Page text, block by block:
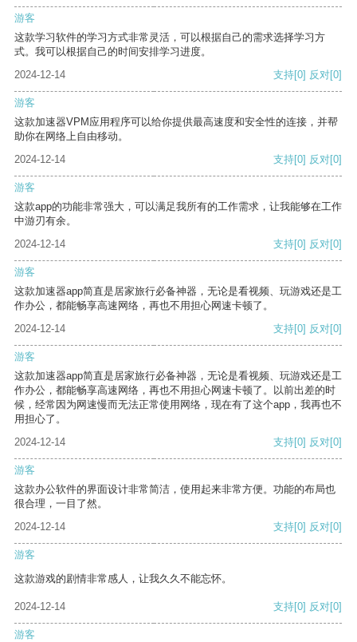
游客
这款学习软件的学习方式非常灵活，可以根据自己的需求选择学习方
式。我可以根据自己的时间安排学习进度。
2024-12-14
支持[0] 反对[0]
游客
这款加速器VPM应用程序可以给你提供最高速度和安全性的连接，并帮
助你在网络上自由移动。
2024-12-14
支持[0] 反对[0]
游客
这款app的功能非常强大，可以满足我所有的工作需求，让我能够在工作
中游刃有余。
2024-12-14
支持[0] 反对[0]
游客
这款加速器app简直是居家旅行必备神器，无论是看视频、玩游戏还是工
作办公，都能畅享高速网络，再也不用担心网速卡顿了。
2024-12-14
支持[0] 反对[0]
游客
这款加速器app简直是居家旅行必备神器，无论是看视频、玩游戏还是工
作办公，都能畅享高速网络，再也不用担心网速卡顿了。以前出差的时
候，经常因为网速慢而无法正常使用网络，现在有了这个app，我再也不
用担心了。
2024-12-14
支持[0] 反对[0]
游客
这款办公软件的界面设计非常简洁，使用起来非常方便。功能的布局也
很合理，一目了然。
2024-12-14
支持[0] 反对[0]
游客
这款游戏的剧情非常感人，让我久久不能忘怀。
2024-12-14 支持[0] 反对[0]
游客